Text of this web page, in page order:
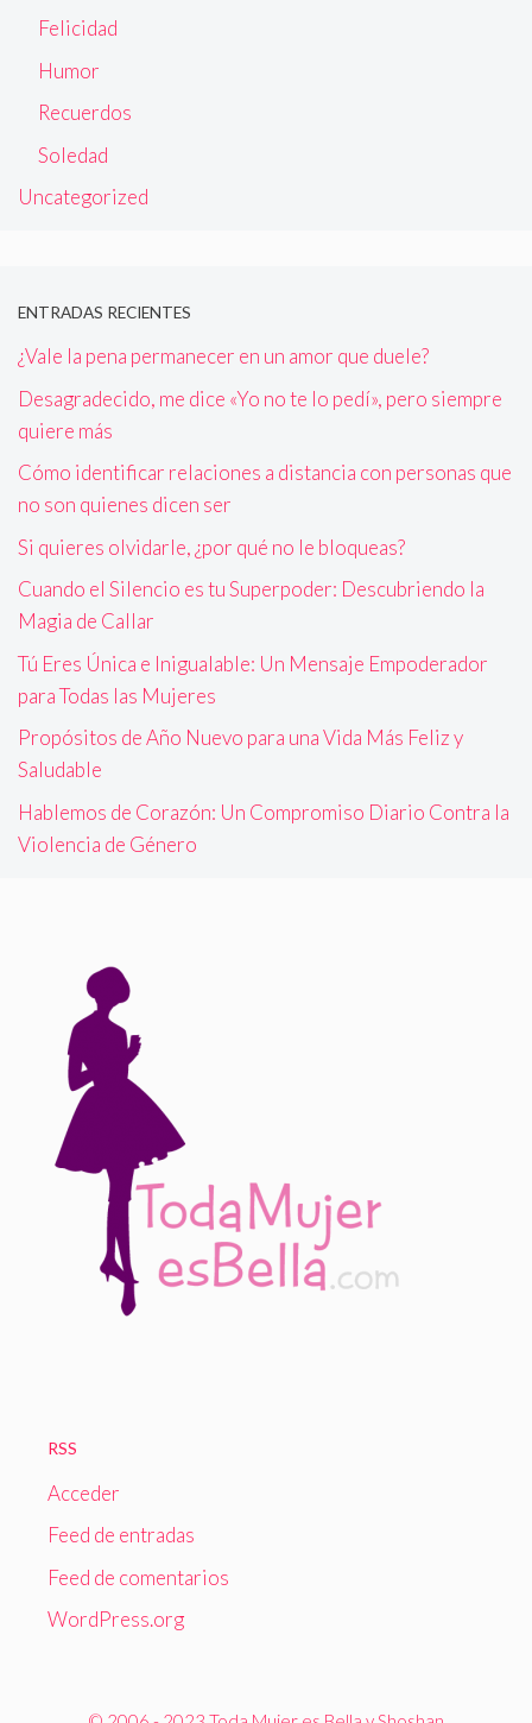
Felicidad
Humor
Recuerdos
Soledad
Uncategorized
ENTRADAS RECIENTES
¿Vale la pena permanecer en un amor que duele?
Desagradecido, me dice «Yo no te lo pedí», pero siempre
quiere más
Cómo identificar relaciones a distancia con personas que
no son quienes dicen ser
Si quieres olvidarle, ¿por qué no le bloqueas?
Cuando el Silencio es tu Superpoder: Descubriendo la
Magia de Callar
Tú Eres Única e Inigualable: Un Mensaje Empoderador
para Todas las Mujeres
Propósitos de Año Nuevo para una Vida Más Feliz y
Saludable
Hablemos de Corazón: Un Compromiso Diario Contra la
Violencia de Género
RSS
Acceder
Feed de entradas
Feed de comentarios
WordPress.org